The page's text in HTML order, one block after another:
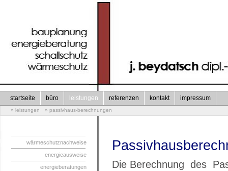
startseite büro leistungen referenzen kontakt impressum
» leistungen » passivhaus-berechnungen
wärmeschutznachweise
energieausweise
energieberatungen
Die Berechnung des